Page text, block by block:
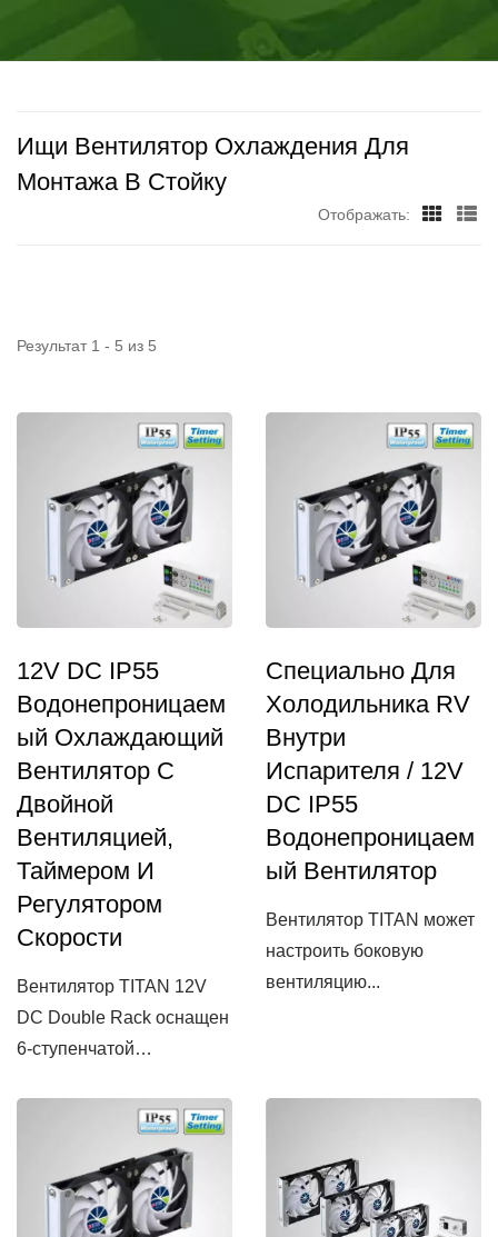
РАЗРАБОТКЕ
ОХЛАЖДАЮЩИХ
ВЕНТИЛЯТОРОВ И
КОМПЬЮТЕРНЫХ
НАИЛУЧШЕЕ
РАЗРЕШЕНИЕ ПРИ
ТЕПЛОВОМ
ОХЛАЖДЕНИИ. | TITAN
Ищи Вентилятор Охлаждения Для
Монтажа В Стойку
Отображать:
Результат 1 - 5 из 5
12V DC IP55
Водонепроницаем
Ый Охлаждающий
Вентилятор С
Двойной
Вентиляцией,
Таймером И
Регулятором
Скорости
Вентилятор TITAN 12V
DC Double Rack оснащен
6-ступенчатой
Специально Для
Холодильника RV
Внутри
Испарителя / 12V
DC IP55
Водонепроницаем
Ый Вентилятор
Вентилятор TITAN может
настроить боковую
вентиляцию...